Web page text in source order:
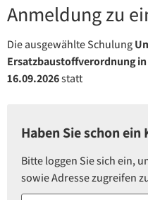
Anmeldung zu
Die ausgewählte Schulung
Ersatzbaustoffverordnung
16.09.2026statt
Haben Sie schon
Bitte loggen Sie sich ein,
sowie Adresse zugreifen